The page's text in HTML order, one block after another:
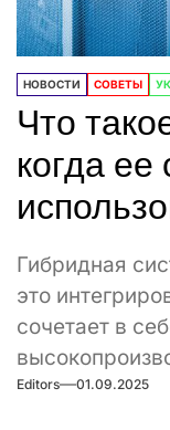
НОВОСТИ СОВЕТЫ
Что
когда ее
Гибридная
это
сочетает в
диски...
Editors 01.09.2025